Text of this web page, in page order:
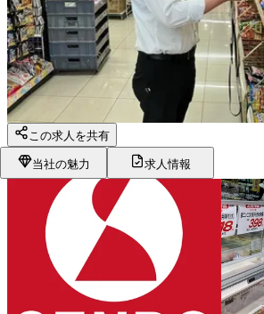
この求人を共有
当社の魅力 求人情報